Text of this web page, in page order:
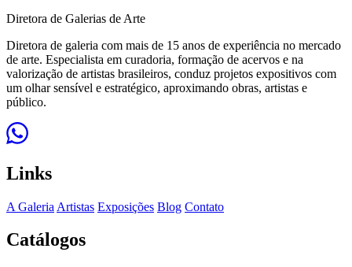
Diretora de Galerias de Arte
Diretora de galeria com mais de 15 anos de experiência no mercado
de arte. Especialista em curadoria, formação de acervos e na
valorização de artistas brasileiros, conduz projetos expositivos com
um olhar sensível e estratégico, aproximando obras, artistas e
público.
Links
A Galeria Artistas Exposições Blog Contato
Catálogos